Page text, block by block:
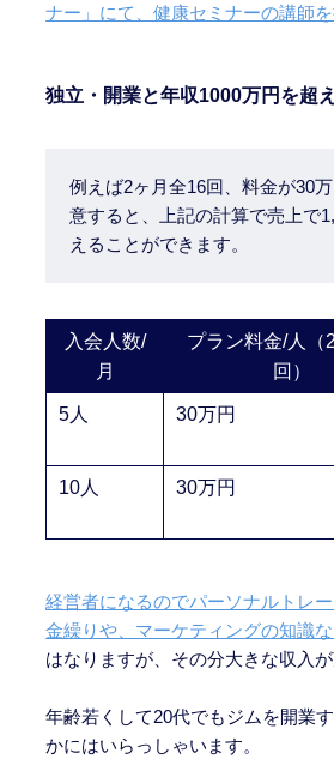
ナー」にて、健康セミナーの講師
独立・開業と年収1000万円を超
例えば2ヶ月全16回、料金が30
意すると、上記の計算で売上で
えることができます。
入会人数/
月
プラン料金/人（
回）
5人 30万円
10人 30万円
経営者になるのでパーソナルトレ
金繰りや、マーケティングの知識
はなりますが、その分大きな収入が
年齢若くして20代でもジムを開業
かにはいらっしゃいます。